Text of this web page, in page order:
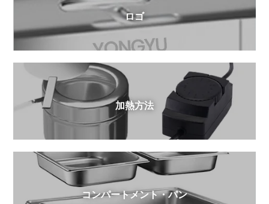
ロゴ
加熱方法
コンパートメント・パン